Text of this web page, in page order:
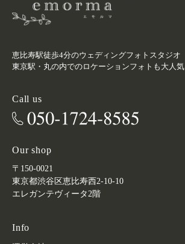
恵比寿駅徒歩4分のウェディングフォトスタジオ
東京駅・丸の内でのロケーションフォトも大人気
Call us
Our shop
〒150-0021
東京都渋谷区恵比寿西2-10-10
エレガンテヴィータ2階
Info